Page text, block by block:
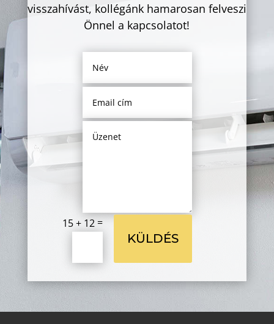
visszahívást, kollégánk hamarosan felveszi
Önnel a kapcsolatot!
15 + 12 =
KÜLDÉS